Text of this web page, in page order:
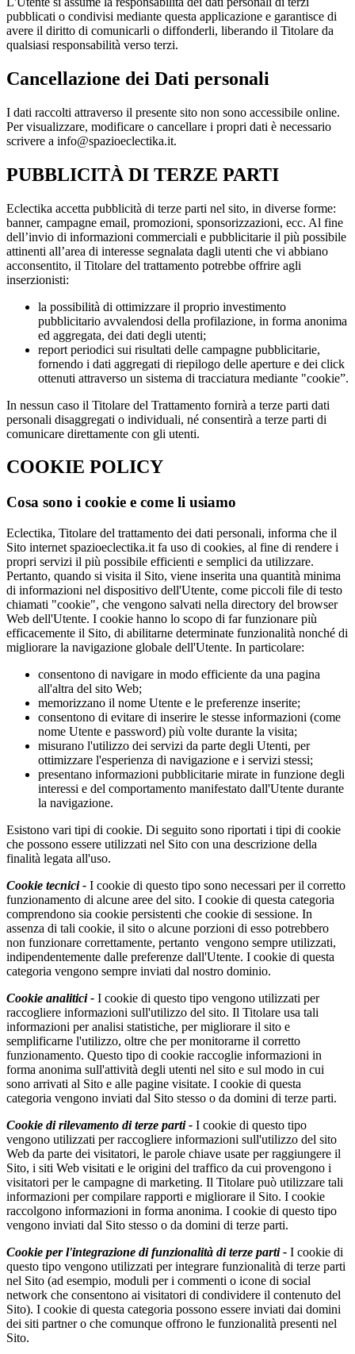
pubblicati o condivisi mediante questa applicazione e garantisce di
avere il diritto di comunicarli o diffonderli, liberando il Titolare da
qualsiasi responsabilità verso terzi.
Cancellazione dei Dati personali
I dati raccolti attraverso il presente sito non sono accessibile online.
Per visualizzare, modificare o cancellare i propri dati è necessario
scrivere a info@spazioeclectika.it.
PUBBLICITÀ DI TERZE PARTI
Eclectika accetta pubblicità di terze parti nel sito, in diverse forme:
banner, campagne email, promozioni, sponsorizzazioni, ecc. Al fine
dell’invio di informazioni commerciali e pubblicitarie il più possibile
attinenti all’area di interesse segnalata dagli utenti che vi abbiano
acconsentito, il Titolare del trattamento potrebbe offrire agli
inserzionisti:
la possibilità di ottimizzare il proprio investimento
pubblicitario avvalendosi della profilazione, in forma anonima
ed aggregata, dei dati degli utenti;
report periodici sui risultati delle campagne pubblicitarie,
fornendo i dati aggregati di riepilogo delle aperture e dei click
ottenuti attraverso un sistema di tracciatura mediante "cookie”.
In nessun caso il Titolare del Trattamento fornirà a terze parti dati
personali disaggregati o individuali, né consentirà a terze parti di
comunicare direttamente con gli utenti.
COOKIE POLICY
Cosa sono i cookie e come li usiamo
Eclectika, Titolare del trattamento dei dati personali, informa che il
Sito internet spazioeclectika.it fa uso di cookies, al fine di rendere i
propri servizi il più possibile efficienti e semplici da utilizzare.
Pertanto, quando si visita il Sito, viene inserita una quantità minima
di informazioni nel dispositivo dell'Utente, come piccoli file di testo
chiamati "cookie", che vengono salvati nella directory del browser
Web dell'Utente. I cookie hanno lo scopo di far funzionare più
efficacemente il Sito, di abilitarne determinate funzionalità nonché di
migliorare la navigazione globale dell'Utente. In particolare:
consentono di navigare in modo efficiente da una pagina
all'altra del sito Web;
memorizzano il nome Utente e le preferenze inserite;
consentono di evitare di inserire le stesse informazioni (come
nome Utente e password) più volte durante la visita;
misurano l'utilizzo dei servizi da parte degli Utenti, per
ottimizzare l'esperienza di navigazione e i servizi stessi;
presentano informazioni pubblicitarie mirate in funzione degli
interessi e del comportamento manifestato dall'Utente durante
la navigazione.
Esistono vari tipi di cookie. Di seguito sono riportati i tipi di cookie
che possono essere utilizzati nel Sito con una descrizione della
finalità legata all'uso.
Cookie tecnici - I cookie di questo tipo sono necessari per il corretto
funzionamento di alcune aree del sito. I cookie di questa categoria
comprendono sia cookie persistenti che cookie di sessione. In
assenza di tali cookie, il sito o alcune porzioni di esso potrebbero
non funzionare correttamente, pertanto vengono sempre utilizzati,
indipendentemente dalle preferenze dall'Utente. I cookie di questa
categoria vengono sempre inviati dal nostro dominio.
Cookie analitici - I cookie di questo tipo vengono utilizzati per
raccogliere informazioni sull'utilizzo del sito. Il Titolare usa tali
informazioni per analisi statistiche, per migliorare il sito e
semplificarne l'utilizzo, oltre che per monitorarne il corretto
funzionamento. Questo tipo di cookie raccoglie informazioni in
forma anonima sull'attività degli utenti nel sito e sul modo in cui
sono arrivati al Sito e alle pagine visitate. I cookie di questa
categoria vengono inviati dal Sito stesso o da domini di terze parti.
Cookie di rilevamento di terze parti - I cookie di questo tipo
vengono utilizzati per raccogliere informazioni sull'utilizzo del sito
Web da parte dei visitatori, le parole chiave usate per raggiungere il
Sito, i siti Web visitati e le origini del traffico da cui provengono i
visitatori per le campagne di marketing. Il Titolare può utilizzare tali
informazioni per compilare rapporti e migliorare il Sito. I cookie
raccolgono informazioni in forma anonima. I cookie di questo tipo
vengono inviati dal Sito stesso o da domini di terze parti.
Cookie per l'integrazione di funzionalità di terze parti - I cookie di
questo tipo vengono utilizzati per integrare funzionalità di terze parti
nel Sito (ad esempio, moduli per i commenti o icone di social
network che consentono ai visitatori di condividere il contenuto del
Sito). I cookie di questa categoria possono essere inviati dai domini
dei siti partner o che comunque offrono le funzionalità presenti nel
Sito.